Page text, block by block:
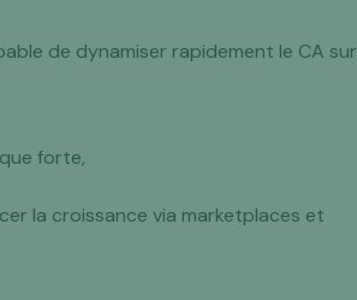
de dynamiser rapidement le CA sur
forte,
la croissance via marketplaces et